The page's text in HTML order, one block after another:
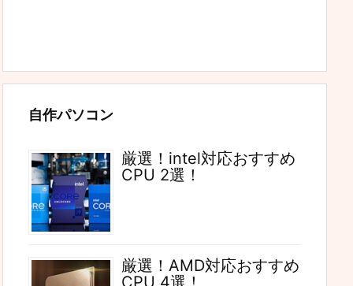
自作パソコン
厳選！intel対応おすすめ
CPU 2選！
厳選！AMD対応おすすめ
CPU 4選！